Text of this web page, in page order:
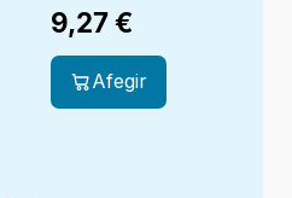
Trimestre.
Construïm.
Cuaderno
9,27€
Afegir